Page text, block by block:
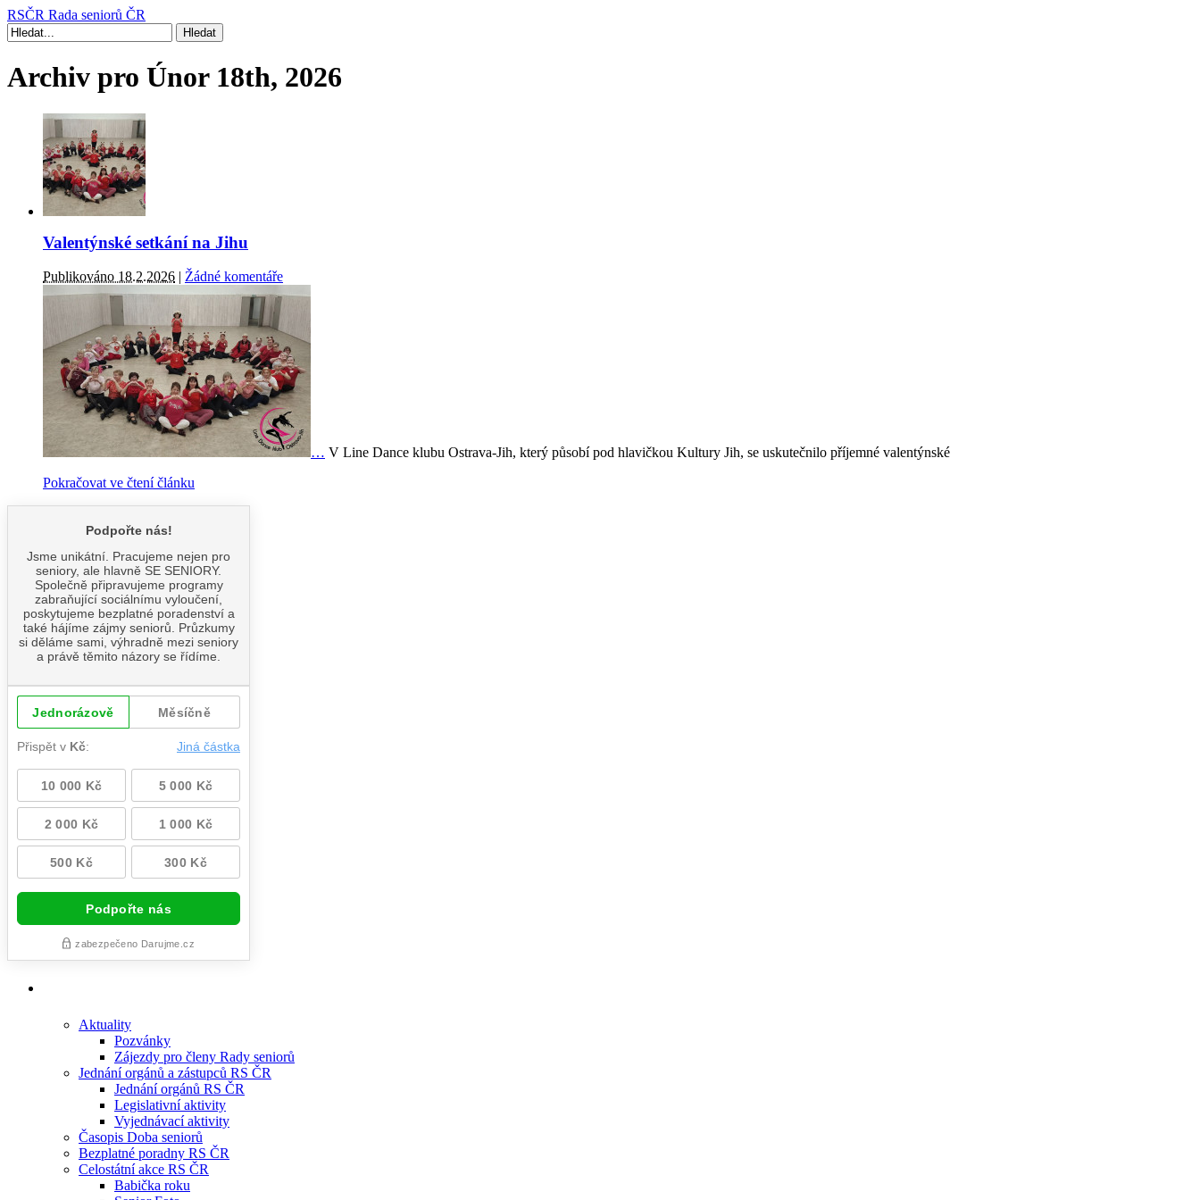
RSČR Rada seniorů ČR
Archiv pro Únor 18th, 2026
Valentýnské setkání na Jihu
Publikováno 18.2.2026 | Žádné komentáře
… V Line Dance klubu Ostrava-Jih, který působí pod hlavičkou Kultury Jih, se uskutečnilo příjemné valentýnské
Pokračovat ve čtení článku
Aktuality
Pozvánky
Zájezdy pro členy Rady seniorů
Jednání orgánů a zástupců RS ČR
Jednání orgánů RS ČR
Legislativní aktivity
Vyjednávací aktivity
Časopis Doba seniorů
Bezplatné poradny RS ČR
Celostátní akce RS ČR
Babička roku